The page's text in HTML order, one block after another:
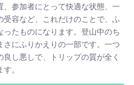
、参加者にとって快適な状態、一
受容など、これだけのことで、ふ
ったものになります。登山中のち
さにふりかえりの一部です。一つ
し悪しで、トリップの質が全く
。